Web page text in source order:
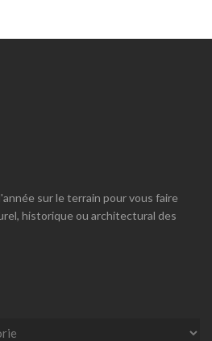
sur le terrain pour vous faire
historique ou architectural des